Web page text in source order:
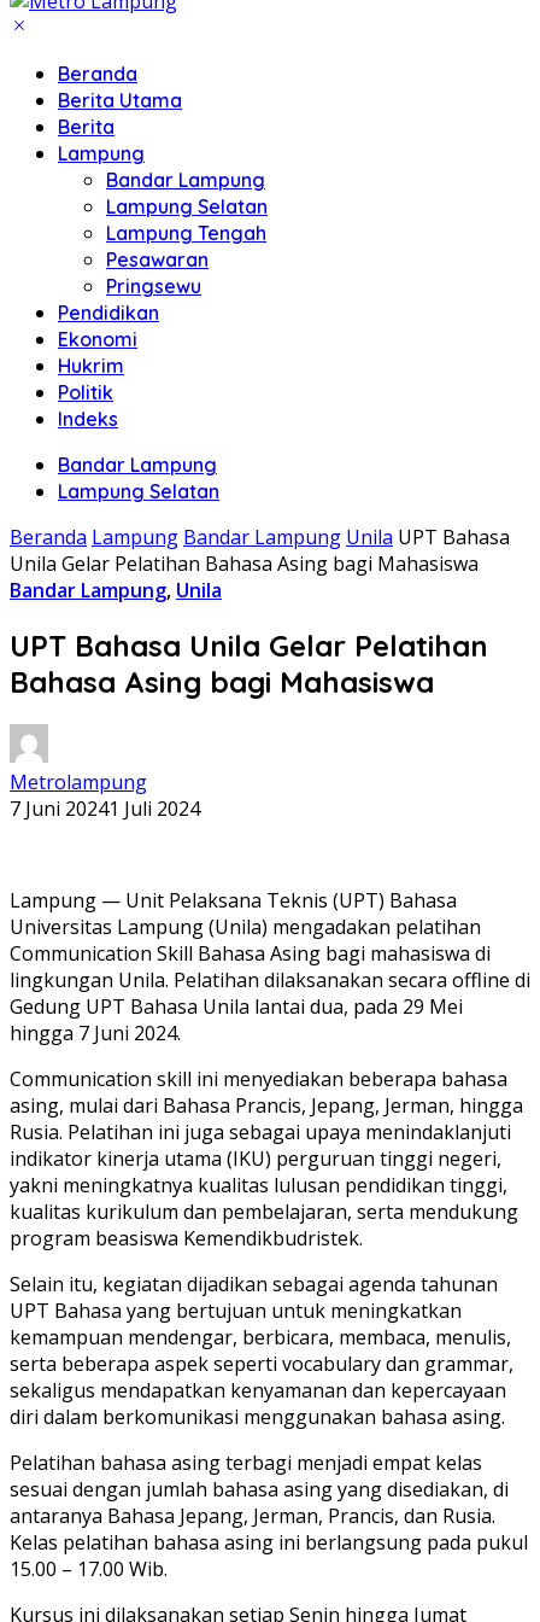
Beranda
Berita Utama
Berita
Lampung
Bandar Lampung
Lampung Selatan
Lampung Tengah
Pesawaran
Pringsewu
Pendidikan
Ekonomi
Hukrim
Politik
Indeks
Bandar Lampung
Lampung Selatan
Beranda Lampung Bandar Lampung Unila UPT Bahasa
Unila Gelar Pelatihan Bahasa Asing bagi Mahasiswa
Bandar Lampung, Unila
UPT Bahasa Unila Gelar Pelatihan
Bahasa Asing bagi Mahasiswa
Metrolampung
7 Juni 20241 Juli 2024
Lampung — Unit Pelaksana Teknis (UPT) Bahasa
Universitas Lampung (Unila) mengadakan pelatihan
Communication Skill Bahasa Asing bagi mahasiswa di
lingkungan Unila. Pelatihan dilaksanakan secara offline di
Gedung UPT Bahasa Unila lantai dua, pada 29 Mei
hingga 7 Juni 2024.
Communication skill ini menyediakan beberapa bahasa
asing, mulai dari Bahasa Prancis, Jepang, Jerman, hingga
Rusia. Pelatihan ini juga sebagai upaya menindaklanjuti
indikator kinerja utama (IKU) perguruan tinggi negeri,
yakni meningkatnya kualitas lulusan pendidikan tinggi,
kualitas kurikulum dan pembelajaran, serta mendukung
program beasiswa Kemendikbudristek.
Selain itu, kegiatan dijadikan sebagai agenda tahunan
UPT Bahasa yang bertujuan untuk meningkatkan
kemampuan mendengar, berbicara, membaca, menulis,
serta beberapa aspek seperti vocabulary dan grammar,
sekaligus mendapatkan kenyamanan dan kepercayaan
diri dalam berkomunikasi menggunakan bahasa asing.
Pelatihan bahasa asing terbagi menjadi empat kelas
sesuai dengan jumlah bahasa asing yang disediakan, di
antaranya Bahasa Jepang, Jerman, Prancis, dan Rusia.
Kelas pelatihan bahasa asing ini berlangsung pada pukul
15.00 – 17.00 Wib.
Kursus ini dilaksanakan setiap Senin hingga Jumat